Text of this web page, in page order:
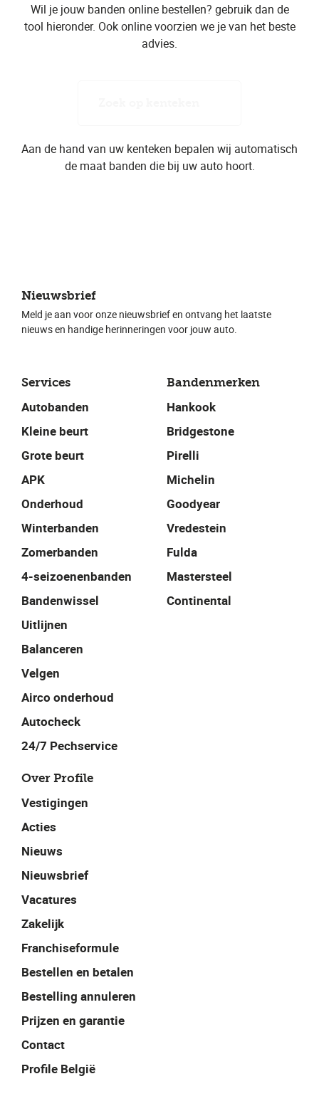
Wil je jouw banden online bestellen? gebruik dan de
tool hieronder. Ook online voorzien we je van het beste
advies.
Aan de hand van uw kenteken bepalen wij automatisch
de maat banden die bij uw auto hoort.
Services
Autobanden
Kleine beurt
Grote beurt
APK
Onderhoud
Winterbanden
Zomerbanden
4-seizoenenbanden
Bandenwissel
Uitlijnen
Balanceren
Velgen
Airco onderhoud
Autocheck
24/7 Pechservice
Bandenmerken
Hankook
Bridgestone
Pirelli
Michelin
Goodyear
Vredestein
Fulda
Mastersteel
Continental
Over Profile
Vestigingen
Acties
Nieuws
Nieuwsbrief
Vacatures
Zakelijk
Franchiseformule
Bestellen en betalen
Bestelling annuleren
Prijzen en garantie
Contact
Profile België
Nieuwsbrief
Meld je aan voor onze nieuwsbrief en ontvang het laatste
nieuws en handige herinneringen voor jouw auto.